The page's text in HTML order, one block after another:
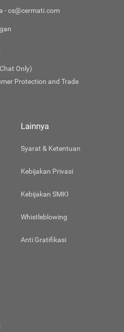
- cs@cermati.com
Only)
Protection and Trade
Lainnya
Syarat & Ketentuan
Kebijakan Privasi
Kebijakan SMKI
Whistleblowing
Anti Gratifikasi